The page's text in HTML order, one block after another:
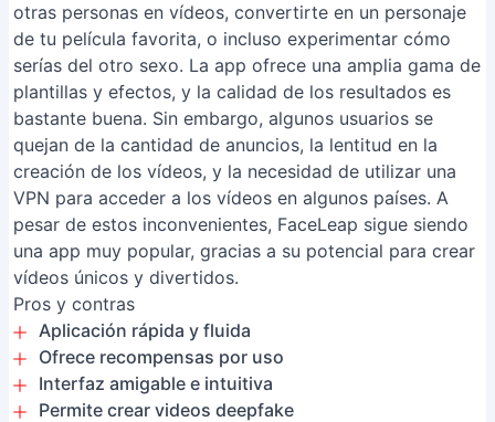
otras personas en vídeos, convertirte en un personaje
de tu película favorita, o incluso experimentar cómo
serías del otro sexo. La app ofrece una amplia gama de
plantillas y efectos, y la calidad de los resultados es
bastante buena. Sin embargo, algunos usuarios se
quejan de la cantidad de anuncios, la lentitud en la
creación de los vídeos, y la necesidad de utilizar una
VPN para acceder a los vídeos en algunos países. A
pesar de estos inconvenientes, FaceLeap sigue siendo
una app muy popular, gracias a su potencial para crear
vídeos únicos y divertidos.
Pros y contras
Aplicación rápida y fluida
Ofrece recompensas por uso
Interfaz amigable e intuitiva
Permite crear videos deepfake